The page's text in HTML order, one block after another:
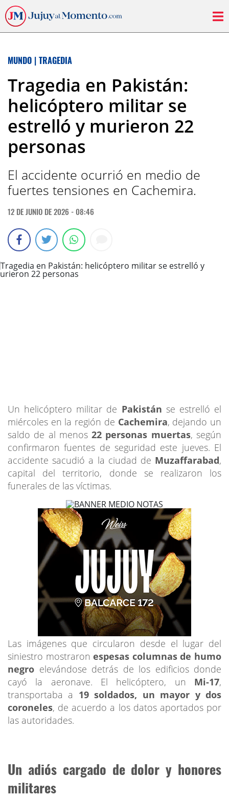
MUNDO | TRAGEDIA
Tragedia en Pakistán:
helicóptero militar se
estrelló y murieron 22
personas
El accidente ocurrió en medio de
fuertes tensiones en Cachemira.
12 DE JUNIO DE 2026 - 08:46
Un helicóptero militar de Pakistán se estrelló el
miércoles en la región de Cachemira, dejando un
saldo de al menos22 personas muertas, según
confirmaron fuentes de seguridad este jueves. El
accidente sacudió a la ciudad de Muzaffarabad,
capital del territorio, donde se realizaron los
funerales de las víctimas.
Las imágenes que circularon desde el lugar del
siniestro mostraronespesas columnas de humo
negro elevándose detrás de los edificios donde
cayó la aeronave. El helicóptero, un Mi-17,
transportaba a 19 soldados, un mayor y dos
coroneles, de acuerdo a los datos aportados por
las autoridades.
Un adiós cargado de dolor y honores
militares